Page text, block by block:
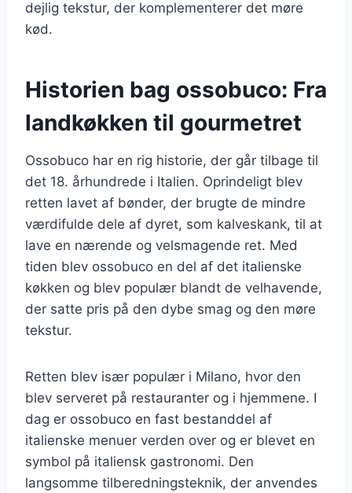
dejlig tekstur, der komplementerer det møre
kød.
Historien bag ossobuco: Fra
landkøkken til gourmetret
Ossobuco har en rig historie, der går tilbage til
det 18. århundrede i Italien. Oprindeligt blev
retten lavet af bønder, der brugte de mindre
værdifulde dele af dyret, som kalveskank, til at
lave en nærende og velsmagende ret. Med
tiden blev ossobuco en del af det italienske
køkken og blev populær blandt de velhavende,
der satte pris på den dybe smag og den møre
tekstur.
Retten blev især populær i Milano, hvor den
blev serveret på restauranter og i hjemmene. I
dag er ossobuco en fast bestanddel af
italienske menuer verden over og er blevet en
symbol på italiensk gastronomi. Den
langsomme tilberedningsteknik, der anvendes